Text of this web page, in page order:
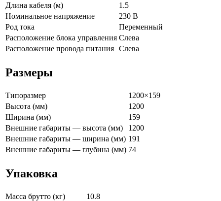
Длина кабеля (м)
1.5
Номинальное напряжение
230 В
Род тока
Переменный
Расположение блока управления Слева
Расположение провода питания Слева
Размеры
Типоразмер
1200×159
Высота (мм)
1200
Ширина (мм)
159
Внешние габариты — высота (мм)
1200
Внешние габариты — ширина (мм) 191
Внешние габариты — глубина (мм) 74
Упаковка
Масса брутто (кг)
10.8